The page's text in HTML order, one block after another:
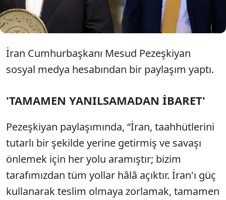
kullandı.
İran Cumhurbaşkanı Mesud Pezeşkiyan
sosyal medya hesabından bir paylaşım yaptı.
'TAMAMEN YANILSAMADAN İBARET'
Pezeşkiyan paylaşımında, “İran, taahhütlerini
tutarlı bir şekilde yerine getirmiş ve savaşı
önlemek için her yolu aramıştır; bizim
tarafımızdan tüm yollar hâlâ açıktır. İran'ı güç
kullanarak teslim olmaya zorlamak, tamamen